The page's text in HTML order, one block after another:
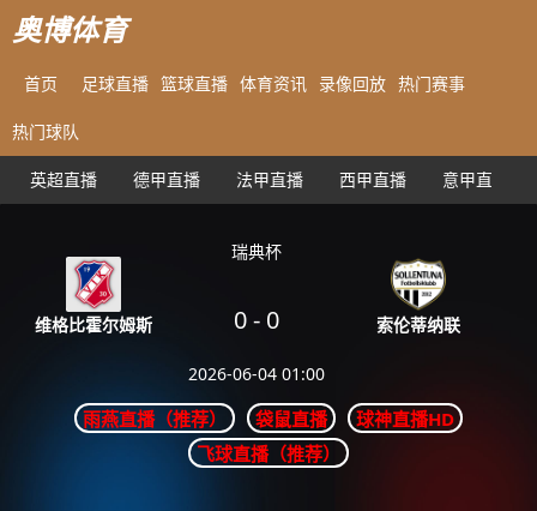
奥博体育
首页 足球直播 篮球直播 体育资讯 录像回放 热门赛事
热门球队
英超直播 德甲直播 法甲直播 西甲直播 意甲直播
维格比霍尔姆斯
瑞典杯
0- 0
2026-06-04 01:00
索伦蒂纳联
雨燕直播（推荐） 袋鼠直播
球神直播HD
飞球直播（推荐）